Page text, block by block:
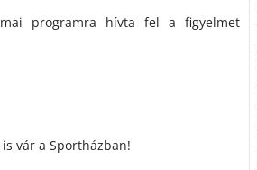
programra hívta fel a figyelmet
vár a Sportházban!